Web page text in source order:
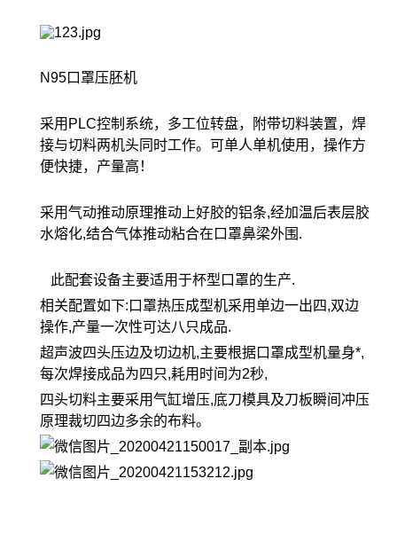
N95口罩压胚机
采用PLC控制系统，多工位转盘，附带切料装置，焊
接与切料两机头同时工作。可单人单机使用，操作方
便快捷，产量高！
采用气动推动原理推动上好胶的铝条,经加温后表层胶
水熔化,结合气体推动粘合在口罩鼻梁外围.
此配套设备主要适用于杯型口罩的生产.
相关配置如下:口罩热压成型机采用单边一出四,双边
操作,产量一次性可达八只成品.
超声波四头压边及切边机,主要根据口罩成型机量身*,
每次焊接成品为四只,耗用时间为2秒,
四头切料主要采用气缸增压,底刀模具及刀板瞬间冲压
原理裁切四边多余的布料。